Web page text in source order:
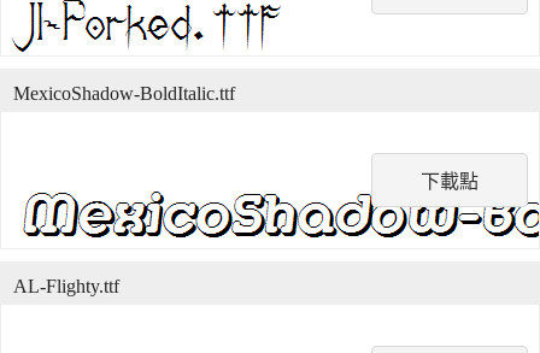
下載點
MexicoShadow-BoldItalic.ttf
AL-Flighty.ttf